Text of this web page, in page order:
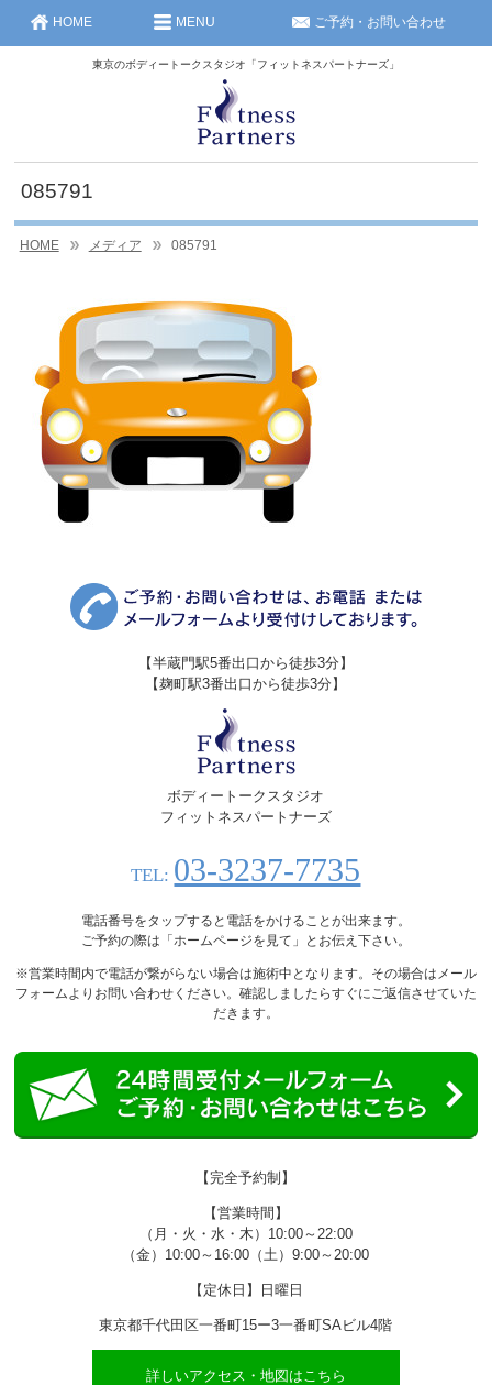
東京のボディートークスタジオ「フィットネスパートナーズ」
HOME ご予約・お問い合わせ
MENU
085791
HOME メディア 085791
【半蔵門駅5番出口から徒歩3分】
【麹町駅3番出口から徒歩3分】
ボディートークスタジオ
フィットネスパートナーズ
TEL: 03-3237-7735
電話番号をタップすると電話をかけることが出来ます。
ご予約の際は「ホームページを見て」とお伝え下さい。
※営業時間内で電話が繋がらない場合は施術中となります。その場合はメール
フォームよりお問い合わせください。確認しましたらすぐにご返信させていた
だきます。
【完全予約制】
【営業時間】
（月・火・水・木）10:00～22:00
（金）10:00～16:00（土）9:00～20:00
【定休日】日曜日
東京都千代田区一番町15ー3一番町SAビル4階
詳しいアクセス・地図はこちら